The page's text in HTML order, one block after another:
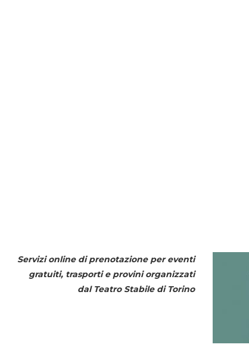
Servizi online di prenotazione per eventi
gratuiti, trasporti e provini organizzati
dal Teatro Stabile di Torino